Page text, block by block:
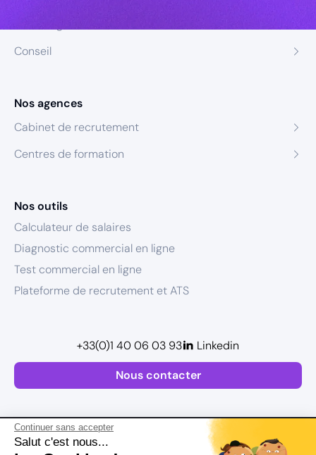
Continuer sans accepter
Salut c'est nous...
Conseil
Nos agences
Cabinet de recrutement
Centres de formation
Nos outils
Calculateur de salaires
Diagnostic commercial en ligne
Test commercial en ligne
Plateforme de recrutement et ATS
Nous contacter
+33(0)1 40 06 03 93 Linkedin